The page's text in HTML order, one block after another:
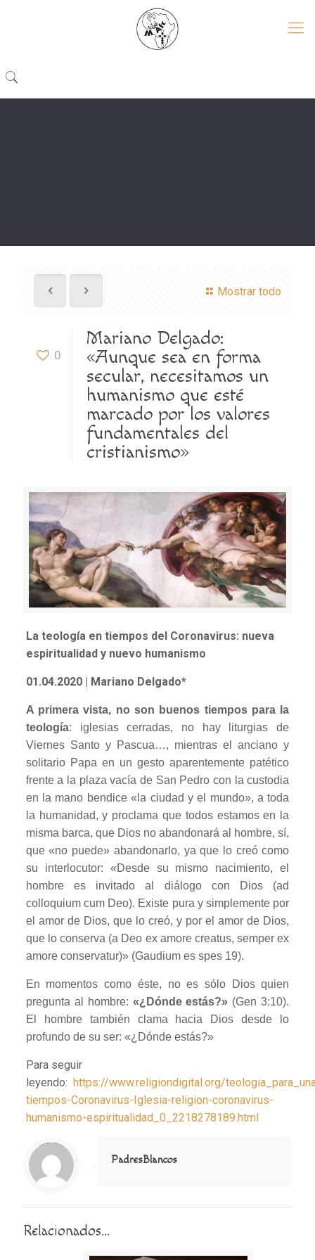
Mostrar todo
0
Mariano Delgado:
«Aunque sea en forma
secular, necesitamos un
humanismo que esté
marcado por los valores
fundamentales del
cristianismo»
La teología en tiempos del Coronavirus: nueva
espiritualidad y nuevo humanismo
01.04.2020| Mariano Delgado*
A primera vista, no son buenos tiempos para la
teología: iglesias cerradas, no hay liturgias de
Viernes Santo y Pascua…, mientras el anciano y
solitario Papa en un gesto aparentemente patético
frente a la plaza vacía de San Pedro con la custodia
en la mano bendice «la ciudad y el mundo», a toda
la humanidad, y proclama que todos estamos en la
misma barca, que Dios no abandonará al hombre, sí,
que «no puede» abandonarlo, ya que lo creó como
su interlocutor: «Desde su mismo nacimiento, el
hombre es invitado al diálogo con Dios (ad
colloquium cum Deo). Existe pura y simplemente por
el amor de Dios, que lo creó, y por el amor de Dios,
que lo conserva (a Deo ex amore creatus, semper ex
amore conservatur)» (Gaudium es spes 19).
En momentos como éste, no es sólo Dios quien
pregunta al hombre: «¿Dónde estás?» (Gen 3:10).
El hombre también clama hacia Dios desde lo
profundo de su ser: «¿Dónde estás?»
Para seguir
leyendo: https://www.religiondigital.org/
tiempos-Coronavirus-Iglesia-religion-coronavirus-
humanismo-espiritualidad_0_2218278189.html
Notice
: Trying to access array offset on value of type null in
/home/misioner/public_html/padresblancos/themes/betheme/includes/content-single.php
on line
286
PadresBlancos
Relacionados...